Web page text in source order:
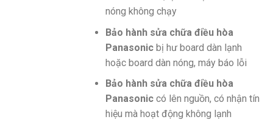
nóng không chạy
Bảo hành sửa chữa điều hòa
Panasonicbị hư board dàn lạnh
hoặc board dàn nóng, máy báo lỗi
Bảo hành sửa chữa điều hòa
Panasoniccó lên nguồn, có nhận tín
hiệu mà hoạt động không lạnh